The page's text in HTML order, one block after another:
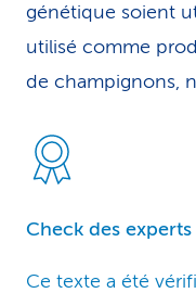
génétique soient
utilisé comme
de champignons,
Check des experts
Ce texte a été